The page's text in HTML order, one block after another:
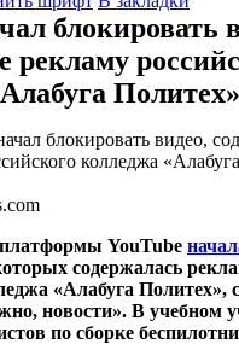
блокировать
рекламу
Политех»
YouTube
содержалась
«Алабуга Политех»,
новости». В учебном
по сборке